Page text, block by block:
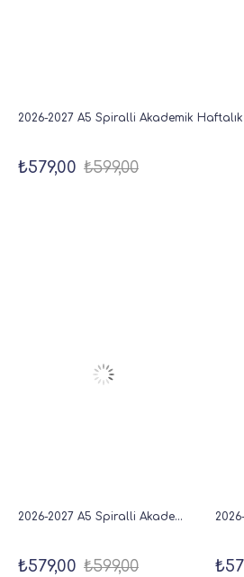
2026-2027 A5 Spiralli Akademik
₺579,00 ₺599,00
2026-2027 A5 Spiralli Akademik Haftalık Ajanda 16 Aylık - Kahve
₺579,00 ₺599,00